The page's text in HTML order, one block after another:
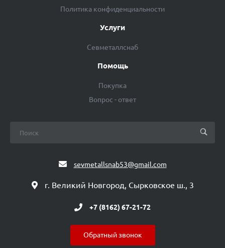
Политика конфиденциальности
Услуги
Севметаллснаб
Помощь
Покупка
Вопрос - ответ
sevmetallsnab53@gmail.com
г. Великий Новгород, Сырковское ш., 3
+7 (8162) 67-21-72
Обратный звонок